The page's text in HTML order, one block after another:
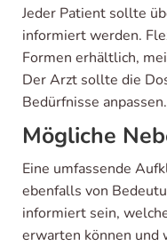
Jeder Patient sollte
informiert werden.
Formen erhältlich,
Der Arzt sollte die
Bedürfnisse anpassen.
Mögliche
Eine umfassende
ebenfalls von
informiert sein,
erwarten können und